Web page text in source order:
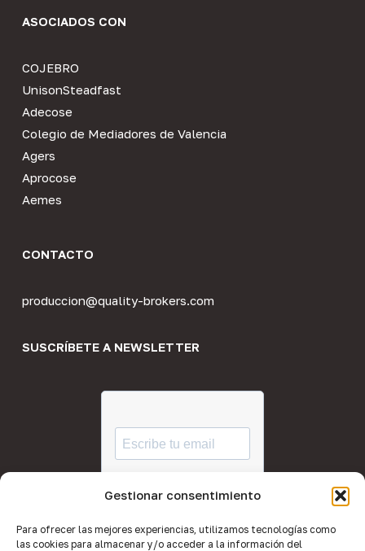
Gestionar consentimiento
Para ofrecer las mejores experiencias, utilizamos tecnologías como
las cookies para almacenar y/o acceder a la información del
ASOCIADOS CON
COJEBRO
UnisonSteadfast
Adecose
Colegio de Mediadores de Valencia
Agers
Aprocose
Aemes
CONTACTO
produccion@quality-brokers.com
SUSCRÍBETE A NEWSLETTER